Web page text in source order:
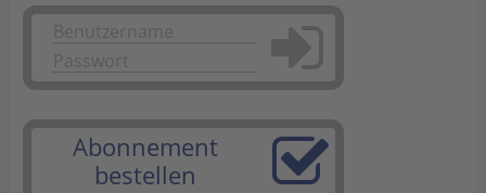
Anmelden
Abonnement
bestellen